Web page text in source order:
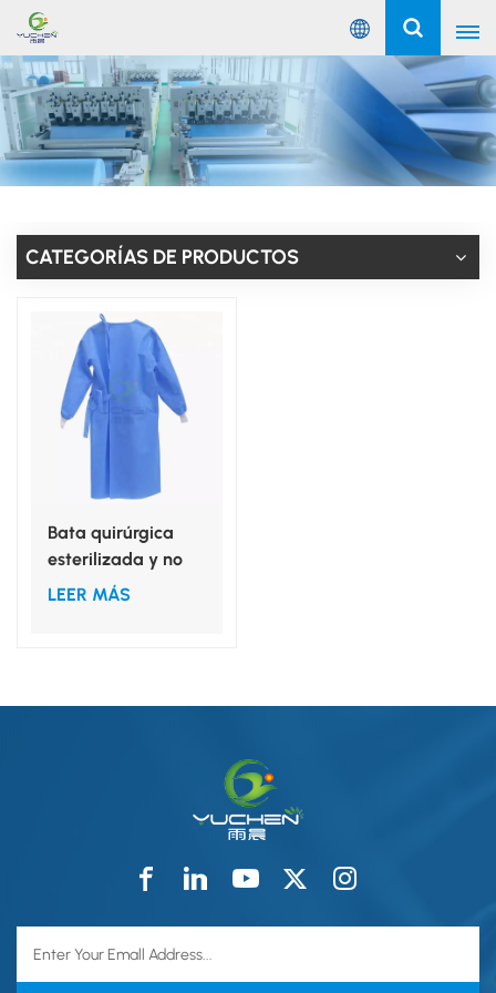
Español
English
Русский
Español
CATEGORÍAS DE PRODUCTOS
Bata quirúrgica
esterilizada y no
esterilizada, tallas
LEER MÁS